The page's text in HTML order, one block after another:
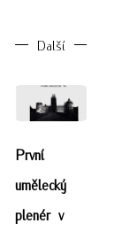
Další
První
umělecký
plenér v